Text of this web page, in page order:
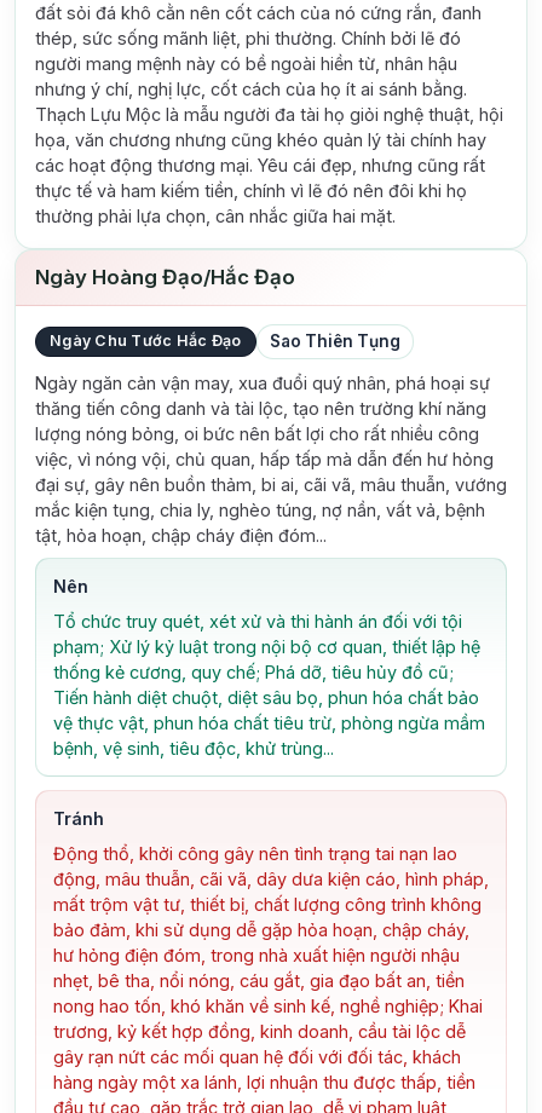
đất sỏi đá khô cằn nên cốt cách của nó cứng rắn, đanh
thép, sức sống mãnh liệt, phi thường. Chính bởi lẽ đó
người mang mệnh này có bề ngoài hiền từ, nhân hậu
nhưng ý chí, nghị lực, cốt cách của họ ít ai sánh bằng.
Thạch Lựu Mộc là mẫu người đa tài họ giỏi nghệ thuật, hội
họa, văn chương nhưng cũng khéo quản lý tài chính hay
các hoạt động thương mại. Yêu cái đẹp, nhưng cũng rất
thực tế và ham kiếm tiền, chính vì lẽ đó nên đôi khi họ
thường phải lựa chọn, cân nhắc giữa hai mặt.
Ngày Hoàng Đạo/Hắc Đạo
Ngày Chu Tước Hắc Đạo Sao Thiên Tụng
Ngày ngăn cản vận may, xua đuổi quý nhân, phá hoại sự
thăng tiến công danh và tài lộc, tạo nên trường khí năng
lượng nóng bỏng, oi bức nên bất lợi cho rất nhiều công
việc, vì nóng vội, chủ quan, hấp tấp mà dẫn đến hư hỏng
đại sự, gây nên buồn thảm, bi ai, cãi vã, mâu thuẫn, vướng
mắc kiện tụng, chia ly, nghèo túng, nợ nần, vất vả, bệnh
tật, hỏa hoạn, chập cháy điện đóm...
Nên
Tổ chức truy quét, xét xử và thi hành án đối với tội
phạm; Xử lý kỷ luật trong nội bộ cơ quan, thiết lập hệ
thống kẻ cương, quy chế; Phá dỡ, tiêu hủy đồ cũ;
Tiến hành diệt chuột, diệt sâu bọ, phun hóa chất bảo
vệ thực vật, phun hóa chất tiêu trừ, phòng ngừa mầm
bệnh, vệ sinh, tiêu độc, khử trùng...
Tránh
Động thổ, khởi công gây nên tình trạng tai nạn lao
động, mâu thuẫn, cãi vã, dây dưa kiện cáo, hình pháp,
mất trộm vật tư, thiết bị, chất lượng công trình không
bảo đảm, khi sử dụng dễ gặp hỏa hoạn, chập cháy,
hư hỏng điện đóm, trong nhà xuất hiện người nhậu
nhẹt, bê tha, nổi nóng, cáu gắt, gia đạo bất an, tiền
nong hao tốn, khó khăn về sinh kế, nghề nghiệp; Khai
trương, kỷ kết hợp đồng, kinh doanh, cầu tài lộc dễ
gây rạn nứt các mối quan hệ đối với đối tác, khách
hàng ngày một xa lánh, lợi nhuận thu được thấp, tiền
đầu tư cao, gặp trắc trở gian lao, dễ vi phạm luật